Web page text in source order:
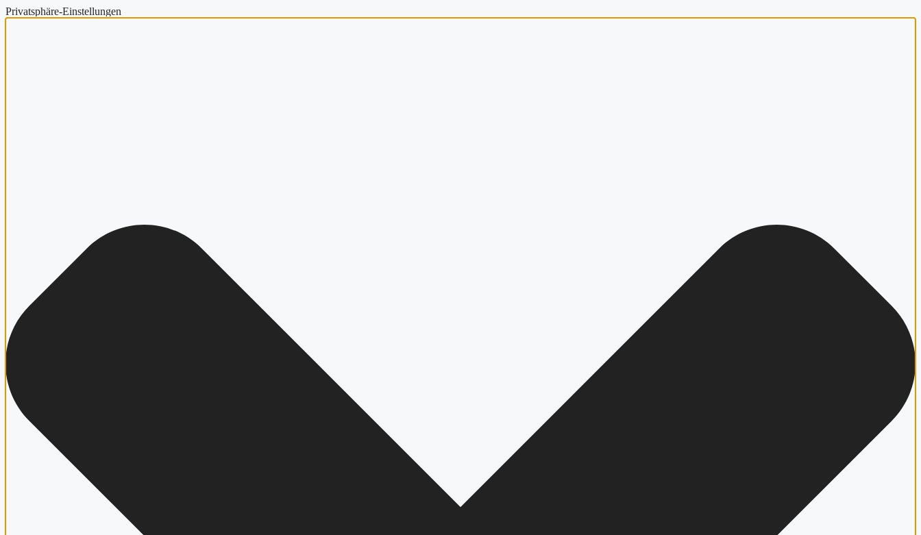
Privatsphäre-Einstellungen